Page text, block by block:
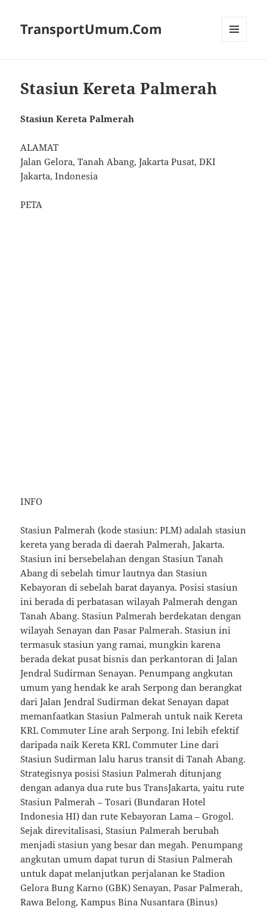
TransportUmum.Com
Stasiun Kereta Palmerah
Stasiun Kereta Palmerah
ALAMAT
Jalan Gelora, Tanah Abang, Jakarta Pusat, DKI
Jakarta, Indonesia
PETA
INFO
Stasiun Palmerah (kode stasiun: PLM) adalah stasiun
kereta yang berada di daerah Palmerah, Jakarta.
Stasiun ini bersebelahan dengan Stasiun Tanah
Abang di sebelah timur lautnya dan Stasiun
Kebayoran di sebelah barat dayanya. Posisi stasiun
ini berada di perbatasan wilayah Palmerah dengan
Tanah Abang. Stasiun Palmerah berdekatan dengan
wilayah Senayan dan Pasar Palmerah. Stasiun ini
termasuk stasiun yang ramai, mungkin karena
berada dekat pusat bisnis dan perkantoran di Jalan
Jendral Sudirman Senayan. Penumpang angkutan
umum yang hendak ke arah Serpong dan berangkat
dari Jalan Jendral Sudirman dekat Senayan dapat
memanfaatkan Stasiun Palmerah untuk naik Kereta
KRL Commuter Line arah Serpong. Ini lebih efektif
daripada naik Kereta KRL Commuter Line dari
Stasiun Sudirman lalu harus transit di Tanah Abang.
Strategisnya posisi Stasiun Palmerah ditunjang
dengan adanya dua rute bus TransJakarta, yaitu rute
Stasiun Palmerah – Tosari (Bundaran Hotel
Indonesia HI) dan rute Kebayoran Lama – Grogol.
Sejak direvitalisasi, Stasiun Palmerah berubah
menjadi stasiun yang besar dan megah. Penumpang
angkutan umum dapat turun di Stasiun Palmerah
untuk dapat melanjutkan perjalanan ke Stadion
Gelora Bung Karno (GBK) Senayan, Pasar Palmerah,
Rawa Belong, Kampus Bina Nusantara (Binus)